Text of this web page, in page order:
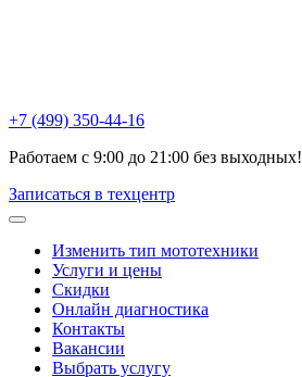
+7 (499) 350-44-16
Работаем с 9:00 до 21:00 без выходных!
Записаться в техцентр
Изменить тип мототехники
Услуги и цены
Скидки
Онлайн диагностика
Контакты
Вакансии
Выбрать услугу